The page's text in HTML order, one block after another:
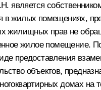
является
жилых помещениях,
жилищных прав не
жилое
предоставления
объектов,
домах на